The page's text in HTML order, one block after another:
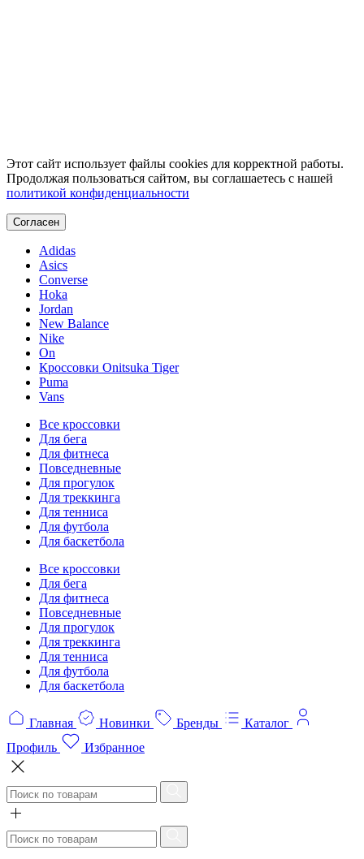
Этот сайт использует файлы cookies для корректной работы.
Продолжая пользоваться сайтом, вы соглашаетесь с нашей
политикой конфиденциальности
Согласен
Adidas
Asics
Converse
Hoka
Jordan
New Balance
Nike
On
Кроссовки Onitsuka Tiger
Puma
Vans
Все кроссовки
Для бега
Для фитнеса
Повседневные
Для прогулок
Для треккинга
Для тенниса
Для футбола
Для баскетбола
Все кроссовки
Для бега
Для фитнеса
Повседневные
Для прогулок
Для треккинга
Для тенниса
Для футбола
Для баскетбола
Главная Новинки Бренды
Каталог
Профиль
Избранное